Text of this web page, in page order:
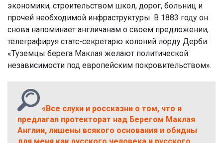
экономики, строительством школ, дорог, больниц и
прочей необходимой инфраструктуры. В 1883 году он
снова напоминает англичанам о своем предложении,
телеграфируя статс-секретарю колоний лорду Дерби:
«Туземцы берега Маклая желают политической
независимости под европейским покровительством».
«Все слухи и россказни о том, что я
предлагал протекторат над Берегом Маклая
Англии, лишены всякого основания и обидны